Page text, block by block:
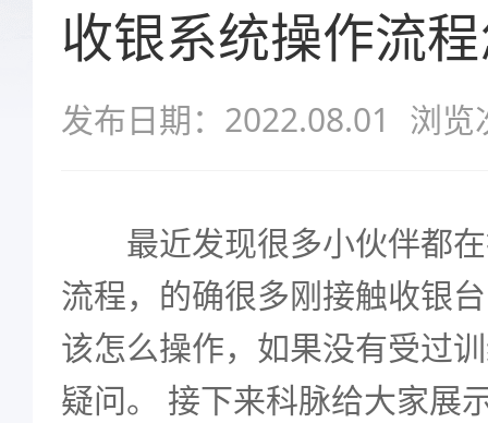
收银系统操作流
发布日期：2022.08.01 浏览
最近发现很多小伙伴都在
流程，的确很多刚接触收银
该怎么操作，如果没有受过
疑问。 接下来科脉给大家展